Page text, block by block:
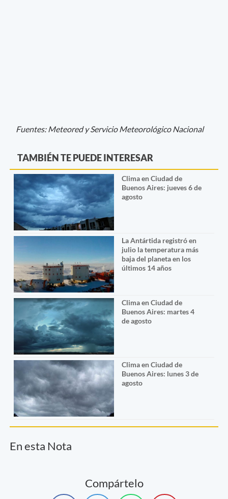
Fuentes: Meteored y Servicio Meteorológico Nacional
TAMBIÉN TE PUEDE INTERESAR
Clima en Ciudad de
Buenos Aires: jueves 6 de
agosto
La Antártida registró en
julio la temperatura más
baja del planeta en los
últimos 14 años
Clima en Ciudad de
Buenos Aires: martes 4
de agosto
Clima en Ciudad de
Buenos Aires: lunes 3 de
agosto
En esta Nota
Compártelo